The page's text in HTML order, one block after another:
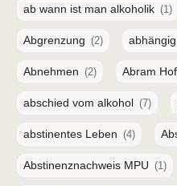
ab wann ist man alkoholik (1)
Abgrenzung (2) abhängig
Abnehmen (2) Abram
abschied vom alkohol (7)
abstinentes Leben (4)
Abstinenznachweis MPU (1)